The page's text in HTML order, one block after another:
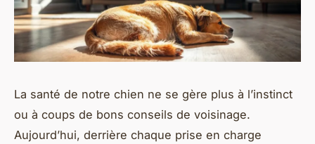
La santé de notre chien ne se gère plus à l’instinct
ou à coups de bons conseils de voisinage.
Aujourd’hui, derrière chaque prise en charge